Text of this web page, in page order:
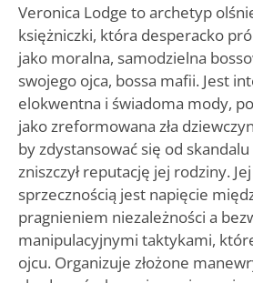
Veronica Lodge to archetyp
księżniczki, która desperacko
jako moralna, samodzielna
swojego ojca, bossa mafii. Jest
elokwentna i świadoma mody,
jako zreformowana zła
by zdystansować się od
zniszczył reputację jej rodziny.
sprzecznością jest napięcie
pragnieniem niezależności a
manipulacyjnymi taktykami,
ojcu. Organizuje złożone